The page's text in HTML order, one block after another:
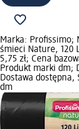
Marka: Profissimo;
śmieci Nature, 120
5,75 zł; Cena
Produkt marki dm;
Dostawa dostępna,
dm